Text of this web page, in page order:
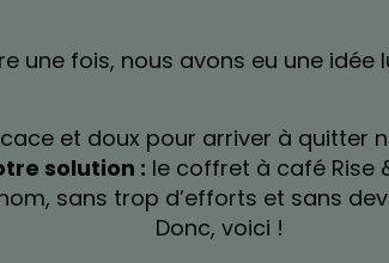
Personnalisable
29,99 €
Chaussettes personnalisées
une fois, nous avons eu une idée
et doux pour arriver à quitter
solution : le coffret à café Rise
sans trop d’efforts et sans
Donc, voici !